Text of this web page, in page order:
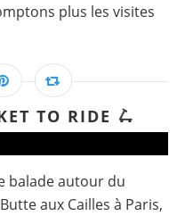
plus les visites
TO RIDE 🛴
balade autour du
aux Cailles à Paris,